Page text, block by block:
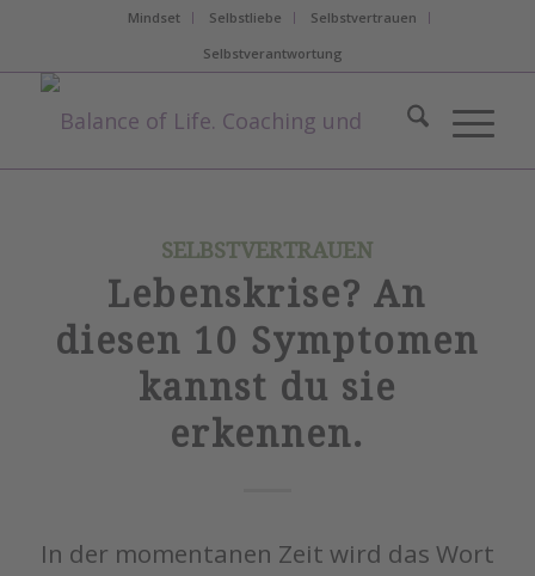
Mindset Selbstliebe
Selbstvertrauen
Selbstverantwortung
SELBSTVERTRAUEN
Lebenskrise? An
diesen 10 Symptomen
kannst du sie
erkennen.
In der momentanen Zeit wird das Wort